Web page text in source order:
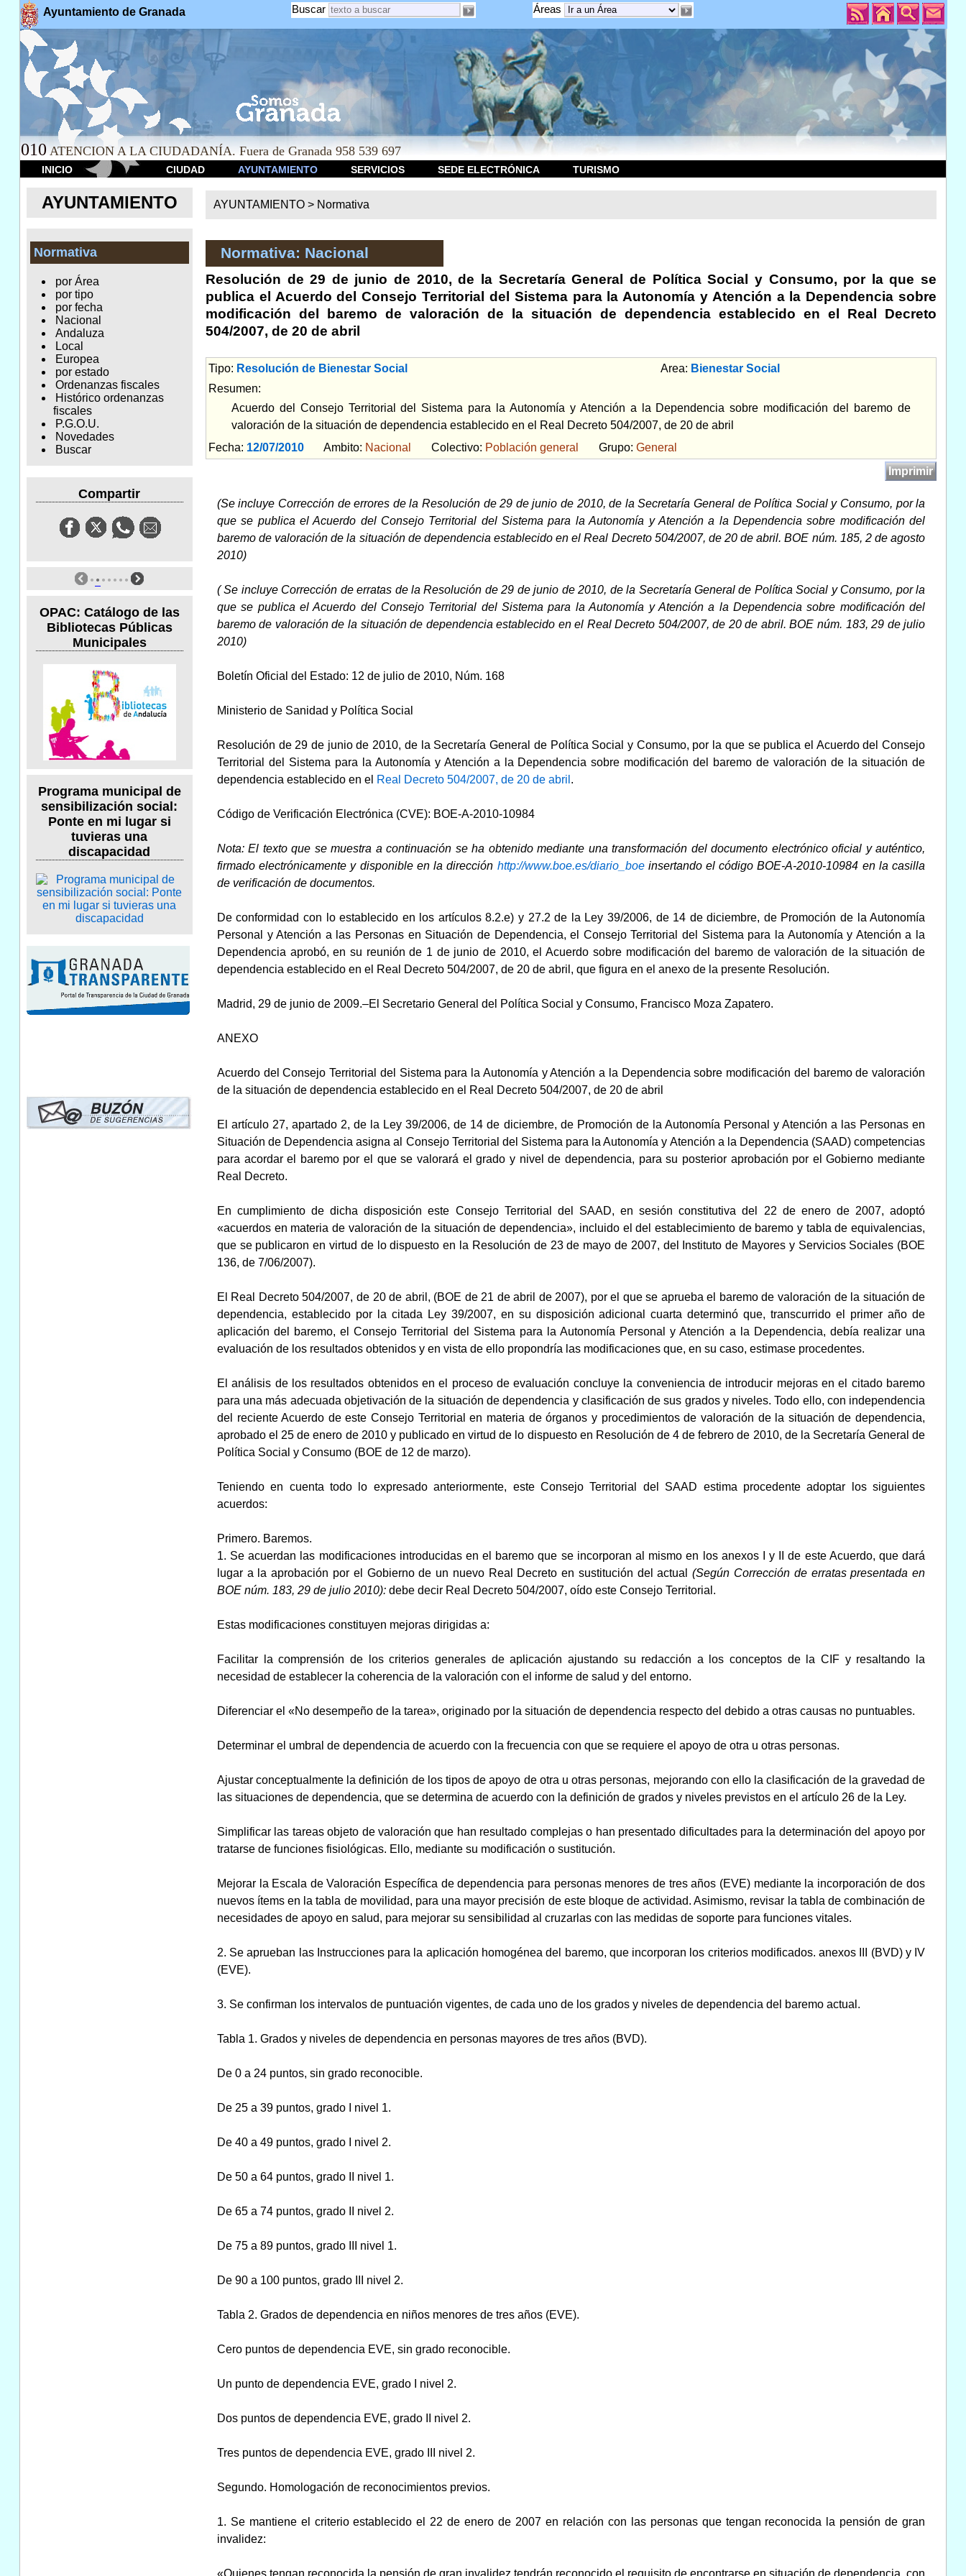
Ayuntamiento de Granada Áreas
Buscar
010 ATENCION A LA CIUDADANÍA. Fuera de Granada 958 539 697
INICIO CIUDAD AYUNTAMIENTO SERVICIOS SEDE ELECTRÓNICA TURISMO
AYUNTAMIENTO
Normativa
por Área
por tipo
por fecha
Nacional
Andaluza
Local
Europea
por estado
Ordenanzas fiscales
Histórico ordenanzas
fiscales
P.G.O.U.
Novedades
Buscar
Compartir
OPAC: Catálogo de las
Bibliotecas Públicas
Municipales
Programa municipal de
sensibilización social:
Ponte en mi lugar si
tuvieras una
discapacidad
AYUNTAMIENTO > Normativa
Normativa: Nacional
Resolución de 29 de junio de 2010, de la Secretaría General de Política Social y Consumo, por la que se
publica el Acuerdo del Consejo Territorial del Sistema para la Autonomía y Atención a la Dependencia sobre
modificación del baremo de valoración de la situación de dependencia establecido en el Real Decreto
504/2007, de 20 de abril
Tipo: Resolución de Bienestar Social Area: Bienestar Social
Resumen:
Acuerdo del Consejo Territorial del Sistema para la Autonomía y Atención a la Dependencia sobre modificación del baremo de
valoración de la situación de dependencia establecido en el Real Decreto 504/2007, de 20 de abril
Fecha: 12/07/2010Ambito: Nacional Colectivo: Población general Grupo: General
Imprimir
(Se incluye Corrección de errores de la Resolución de 29 de junio de 2010, de la Secretaría General de Política Social y Consumo, por la
que se publica el Acuerdo del Consejo Territorial del Sistema para la Autonomía y Atención a la Dependencia sobre modificación del
baremo de valoración de la situación de dependencia establecido en el Real Decreto 504/2007, de 20 de abril. BOE núm. 185, 2 de agosto
2010)
( Se incluye Corrección de erratas de la Resolución de 29 de junio de 2010, de la Secretaría General de Política Social y Consumo, por la
que se publica el Acuerdo del Consejo Territorial del Sistema para la Autonomía y Atención a la Dependencia sobre modificación del
baremo de valoración de la situación de dependencia establecido en el Real Decreto 504/2007, de 20 de abril. BOE núm. 183, 29 de julio
2010)
Boletín Oficial del Estado: 12 de julio de 2010, Núm. 168
Ministerio de Sanidad y Política Social
Resolución de 29 de junio de 2010, de la Secretaría General de Política Social y Consumo, por la que se publica el Acuerdo del Consejo
Territorial del Sistema para la Autonomía y Atención a la Dependencia sobre modificación del baremo de valoración de la situación de
dependencia establecido en el Real Decreto 504/2007, de 20 de abril .
Código de Verificación Electrónica (CVE): BOE-A-2010-10984
Nota: El texto que se muestra a continuación se ha obtenido mediante una transformación del documento electrónico oficial y auténtico,
firmado electrónicamente y disponible en la dirección http://www.boe.es/diario_boeinsertando el código BOE-A-2010-10984 en la casilla
de verificación de documentos.
De conformidad con lo establecido en los artículos 8.2.e) y 27.2 de la Ley 39/2006, de 14 de diciembre, de Promoción de la Autonomía
Personal y Atención a las Personas en Situación de Dependencia, el Consejo Territorial del Sistema para la Autonomía y Atención a la
Dependencia aprobó, en su reunión de 1 de junio de 2010, el Acuerdo sobre modificación del baremo de valoración de la situación de
dependencia establecido en el Real Decreto 504/2007, de 20 de abril, que figura en el anexo de la presente Resolución.
Madrid, 29 de junio de 2009.–El Secretario General del Política Social y Consumo, Francisco Moza Zapatero.
ANEXO
Acuerdo del Consejo Territorial del Sistema para la Autonomía y Atención a la Dependencia sobre modificación del baremo de valoración
de la situación de dependencia establecido en el Real Decreto 504/2007, de 20 de abril
El artículo 27, apartado 2, de la Ley 39/2006, de 14 de diciembre, de Promoción de la Autonomía Personal y Atención a las Personas en
Situación de Dependencia asigna al Consejo Territorial del Sistema para la Autonomía y Atención a la Dependencia (SAAD) competencias
para acordar el baremo por el que se valorará el grado y nivel de dependencia, para su posterior aprobación por el Gobierno mediante
Real Decreto.
En cumplimiento de dicha disposición este Consejo Territorial del SAAD, en sesión constitutiva del 22 de enero de 2007, adoptó
«acuerdos en materia de valoración de la situación de dependencia», incluido el del establecimiento de baremo y tabla de equivalencias,
que se publicaron en virtud de lo dispuesto en la Resolución de 23 de mayo de 2007, del Instituto de Mayores y Servicios Sociales (BOE
136, de 7/06/2007).
El Real Decreto 504/2007, de 20 de abril, (BOE de 21 de abril de 2007), por el que se aprueba el baremo de valoración de la situación de
dependencia, establecido por la citada Ley 39/2007, en su disposición adicional cuarta determinó que, transcurrido el primer año de
aplicación del baremo, el Consejo Territorial del Sistema para la Autonomía Personal y Atención a la Dependencia, debía realizar una
evaluación de los resultados obtenidos y en vista de ello propondría las modificaciones que, en su caso, estimase procedentes.
El análisis de los resultados obtenidos en el proceso de evaluación concluye la conveniencia de introducir mejoras en el citado baremo
para una más adecuada objetivación de la situación de dependencia y clasificación de sus grados y niveles. Todo ello, con independencia
del reciente Acuerdo de este Consejo Territorial en materia de órganos y procedimientos de valoración de la situación de dependencia,
aprobado el 25 de enero de 2010 y publicado en virtud de lo dispuesto en Resolución de 4 de febrero de 2010, de la Secretaría General de
Política Social y Consumo (BOE de 12 de marzo).
Teniendo en cuenta todo lo expresado anteriormente, este Consejo Territorial del SAAD estima procedente adoptar los siguientes
acuerdos:
Primero. Baremos.
1. Se acuerdan las modificaciones introducidas en el baremo que se incorporan al mismo en los anexos I y II de este Acuerdo, que dará
lugar a la aprobación por el Gobierno de un nuevo Real Decreto en sustitución del actual(Según Corrección de erratas presentada en
BOE núm. 183, 29 de julio 2010):debe decir Real Decreto 504/2007, oído este Consejo Territorial.
Estas modificaciones constituyen mejoras dirigidas a:
Facilitar la comprensión de los criterios generales de aplicación ajustando su redacción a los conceptos de la CIF y resaltando la
necesidad de establecer la coherencia de la valoración con el informe de salud y del entorno.
Diferenciar el «No desempeño de la tarea», originado por la situación de dependencia respecto del debido a otras causas no puntuables.
Determinar el umbral de dependencia de acuerdo con la frecuencia con que se requiere el apoyo de otra u otras personas.
Ajustar conceptualmente la definición de los tipos de apoyo de otra u otras personas, mejorando con ello la clasificación de la gravedad de
las situaciones de dependencia, que se determina de acuerdo con la definición de grados y niveles previstos en el artículo 26 de la Ley.
Simplificar las tareas objeto de valoración que han resultado complejas o han presentado dificultades para la determinación del apoyo por
tratarse de funciones fisiológicas. Ello, mediante su modificación o sustitución.
Mejorar la Escala de Valoración Específica de dependencia para personas menores de tres años (EVE) mediante la incorporación de dos
nuevos ítems en la tabla de movilidad, para una mayor precisión de este bloque de actividad. Asimismo, revisar la tabla de combinación de
necesidades de apoyo en salud, para mejorar su sensibilidad al cruzarlas con las medidas de soporte para funciones vitales.
2. Se aprueban las Instrucciones para la aplicación homogénea del baremo, que incorporan los criterios modificados. anexos III (BVD) y IV
(EVE).
3. Se confirman los intervalos de puntuación vigentes, de cada uno de los grados y niveles de dependencia del baremo actual.
Tabla 1. Grados y niveles de dependencia en personas mayores de tres años (BVD).
De 0 a 24 puntos, sin grado reconocible.
De 25 a 39 puntos, grado I nivel 1.
De 40 a 49 puntos, grado I nivel 2.
De 50 a 64 puntos, grado II nivel 1.
De 65 a 74 puntos, grado II nivel 2.
De 75 a 89 puntos, grado III nivel 1.
De 90 a 100 puntos, grado III nivel 2.
Tabla 2. Grados de dependencia en niños menores de tres años (EVE).
Cero puntos de dependencia EVE, sin grado reconocible.
Un punto de dependencia EVE, grado I nivel 2.
Dos puntos de dependencia EVE, grado II nivel 2.
Tres puntos de dependencia EVE, grado III nivel 2.
Segundo. Homologación de reconocimientos previos.
1. Se mantiene el criterio establecido el 22 de enero de 2007 en relación con las personas que tengan reconocida la pensión de gran
invalidez:
«Quienes tengan reconocida la pensión de gran invalidez tendrán reconocido el requisito de encontrarse en situación de dependencia, con